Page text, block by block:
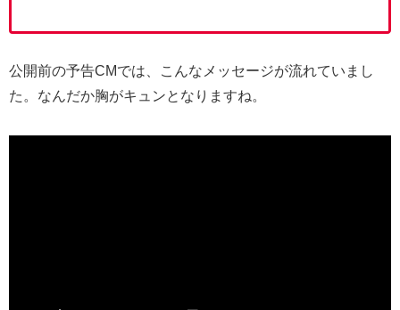
公開前の予告CMでは、こんなメッセージが流れていまし
た。なんだか胸がキュンとなりますね。